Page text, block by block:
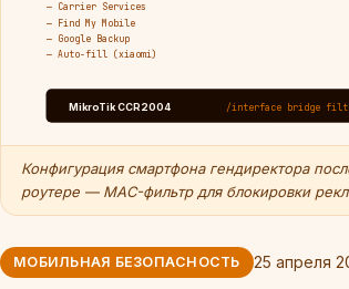
— Carrier Services
— Find My Mobile
— Google Backup
— Auto-fill (xiaomi)
MikroTik CCR2004 /interface bridge filter
Конфигурация смартфона гендиректора
роутере — MAC-фильтр для блокировки
МОБИЛЬНАЯ БЕЗОПАСНОСТЬ 25 апреля